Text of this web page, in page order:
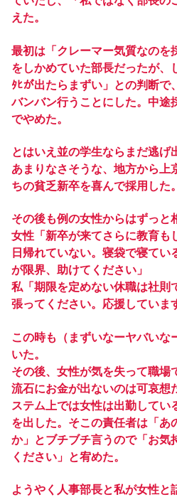
えた。
最初は「クレーマー気質なのを
をしかめていた部長だったが、
ﾀﾋが出たらまずい」との判断で
バンバン行うことにした。中途
でやめた。
とはいえ並の学生ならまだ逃げ
あまりなさそうな、地方から上
ちの貧乏新卒を喜んで採用した。
その後も例の女性からはずっと
女性「新卒が来てさらに教育も
日帰れていない。寝袋で寝てい
が限界、助けてください」
私「期限を定めない休職は社則
張ってください。応援していま
この時も（まずいなーヤバいな
いた。
その後、女性が気を失って職場
流石にお金が出ないのは可哀想
ステム上では女性は出勤してい
を出した。そこの責任者は「あ
か」とブチブチ言うので「お気
ください」と宥めた。
ようやく人事部長と私が女性と